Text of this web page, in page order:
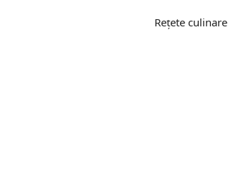
Rețete culinare